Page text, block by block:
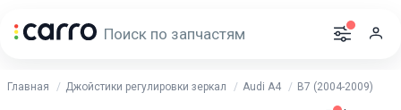
Главная Джойстики регулировки зеркал Audi A4 B7 (2004-2009)